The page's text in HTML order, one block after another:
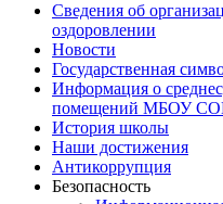
Сведения об
оздоровлении
Новости
Государственная
Информация о
помещений МБОУ
История школы
Наши достижения
Антикоррупция
Безопасность